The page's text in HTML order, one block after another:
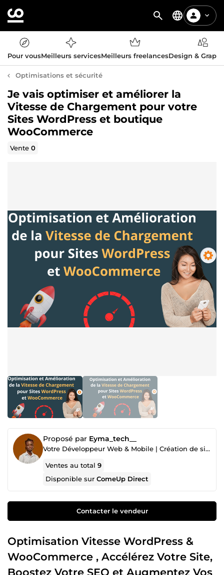
Pour vousMeilleurs servicesMeilleurs freelancesDesign &
Optimisations et sécurité
Je vais optimiser et améliorer la
Vitesse de Chargement pour votre
Sites WordPress et boutique
WooCommerce
Vente0
Proposé par Eyma_tech__
Votre Développeur Web & Mobile | Création de sites WordPress, Laravel, Applications React.
Ventes au total9
Disponible surComeUp Direct
Contacter le vendeur
Optimisation Vitesse WordPress &
WooCommerce , Accélérez Votre Site,
Boostez Votre SEO et Augmentez Vos